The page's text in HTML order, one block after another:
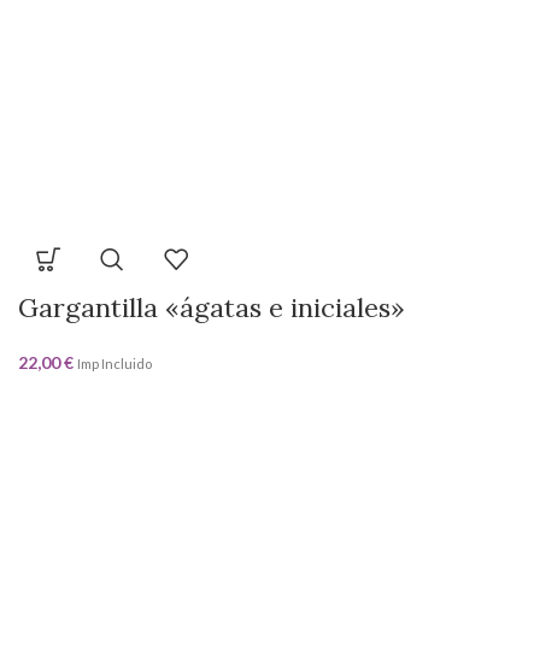
Gargantilla «ágatas e iniciales»
22,00€ Imp Incluido